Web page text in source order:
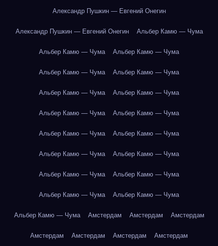
Александр Пушкин — Евгений Онегин
Александр Пушкин — Евгений Онегин Альбер Камю — Чума
Альбер Камю — Чума Альбер Камю — Чума
Альбер Камю — Чума Альбер Камю — Чума
Альбер Камю — Чума Альбер Камю — Чума
Альбер Камю — Чума Альбер Камю — Чума
Альбер Камю — Чума Альбер Камю — Чума
Альбер Камю — Чума Альбер Камю — Чума
Альбер Камю — Чума Альбер Камю — Чума
Альбер Камю — Чума Альбер Камю — Чума
Альбер Камю — Чума Амстердам Амстердам Амстердам
Амстердам Амстердам Амстердам Амстердам